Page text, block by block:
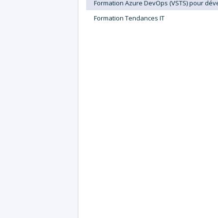
Formation Azure DevOps (VSTS) pour
Formation Tendances IT